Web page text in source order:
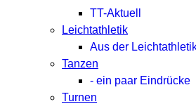
TT-Aktuell
Leichtathletik
Aus der
Tanzen
- ein paar Eindrücke
Turnen